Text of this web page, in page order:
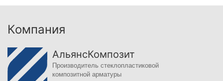
Компания
АльянсКомпозит
Производитель стеклопластиковой
композитной арматуры